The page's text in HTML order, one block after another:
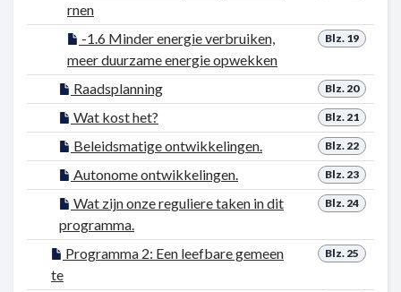
rnen
Blz. 19
-1.6 Minder energie verbruiken,
meer duurzame energie opwekken
Blz. 20
Raadsplanning
Blz. 21
Wat kost het?
Blz. 22
Beleidsmatige ontwikkelingen.
Blz. 23
Autonome ontwikkelingen.
Blz. 24
Wat zijn onze reguliere taken in dit
programma.
Blz. 25
Programma 2: Een leefbare gemeen
te